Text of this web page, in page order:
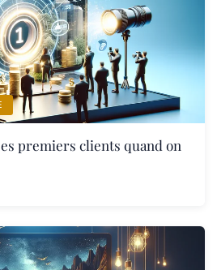
premiers clients quand on